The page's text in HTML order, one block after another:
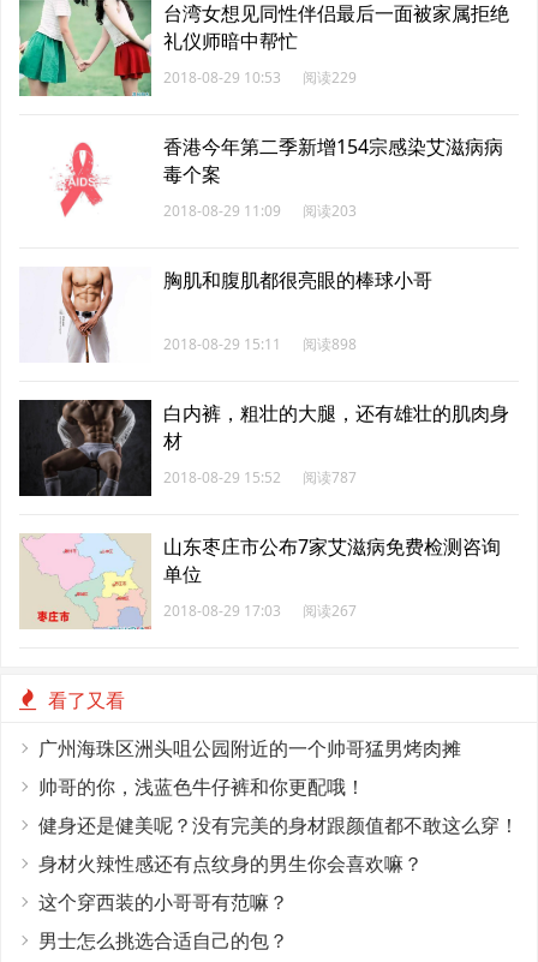
台湾女想见同性伴侣最后一面被家属拒绝
礼仪师暗中帮忙
2018-08-29 10:53 阅读229
香港今年第二季新增154宗感染艾滋病病
毒个案
2018-08-29 11:09 阅读203
胸肌和腹肌都很亮眼的棒球小哥
2018-08-29 15:11 阅读898
白内裤，粗壮的大腿，还有雄壮的肌肉身
材
2018-08-29 15:52 阅读787
山东枣庄市公布7家艾滋病免费检测咨询
单位
2018-08-29 17:03 阅读267
看了又看
广州海珠区洲头咀公园附近的一个帅哥猛男烤肉摊
帅哥的你，浅蓝色牛仔裤和你更配哦！
健身还是健美呢？没有完美的身材跟颜值都不敢这么穿！
身材火辣性感还有点纹身的男生你会喜欢嘛？
这个穿西装的小哥哥有范嘛？
男士怎么挑选合适自己的包？